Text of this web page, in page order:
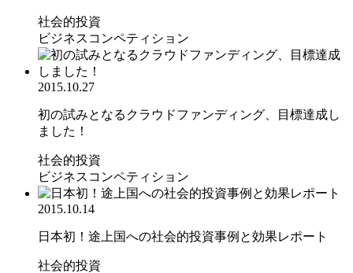
社会的投資
ビジネスコンペティション
2015.10.27
初の試みとなるクラウドファンディング、目標達成し
ました！
社会的投資
ビジネスコンペティション
2015.10.14
日本初！途上国への社会的投資事例と効果レポート
社会的投資